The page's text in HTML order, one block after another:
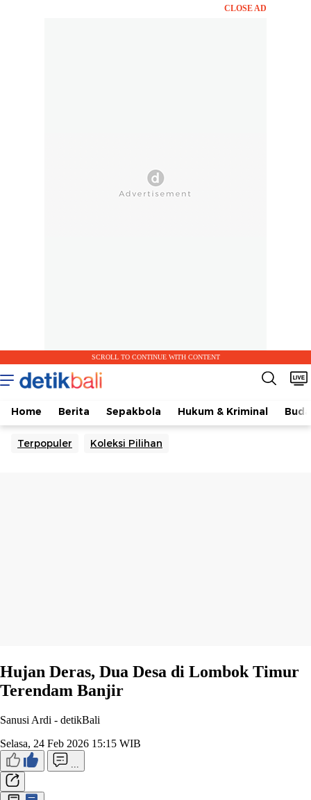
CLOSE AD
SCROLL TO CONTINUE WITH CONTENT
Home Berita Sepakbola Hukum & Kriminal
Terpopuler Koleksi Pilihan
Hujan Deras, Dua Desa di Lombok Timur
Terendam Banjir
Sanusi Ardi - detikBali
Selasa, 24 Feb 2026 15:15 WIB